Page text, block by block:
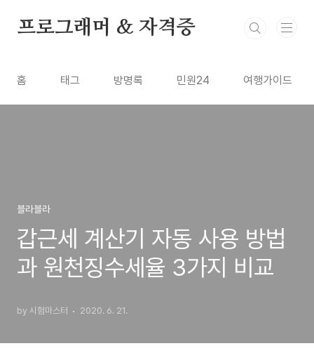
프로그래머 & 자격증
홈 태그 방명록 민원24 여행가이드
블라블라
갑근세 계산기 자동 사용 방법
과 원천징수세율 3가지 비교
by 시험마스터 2020. 6. 21.